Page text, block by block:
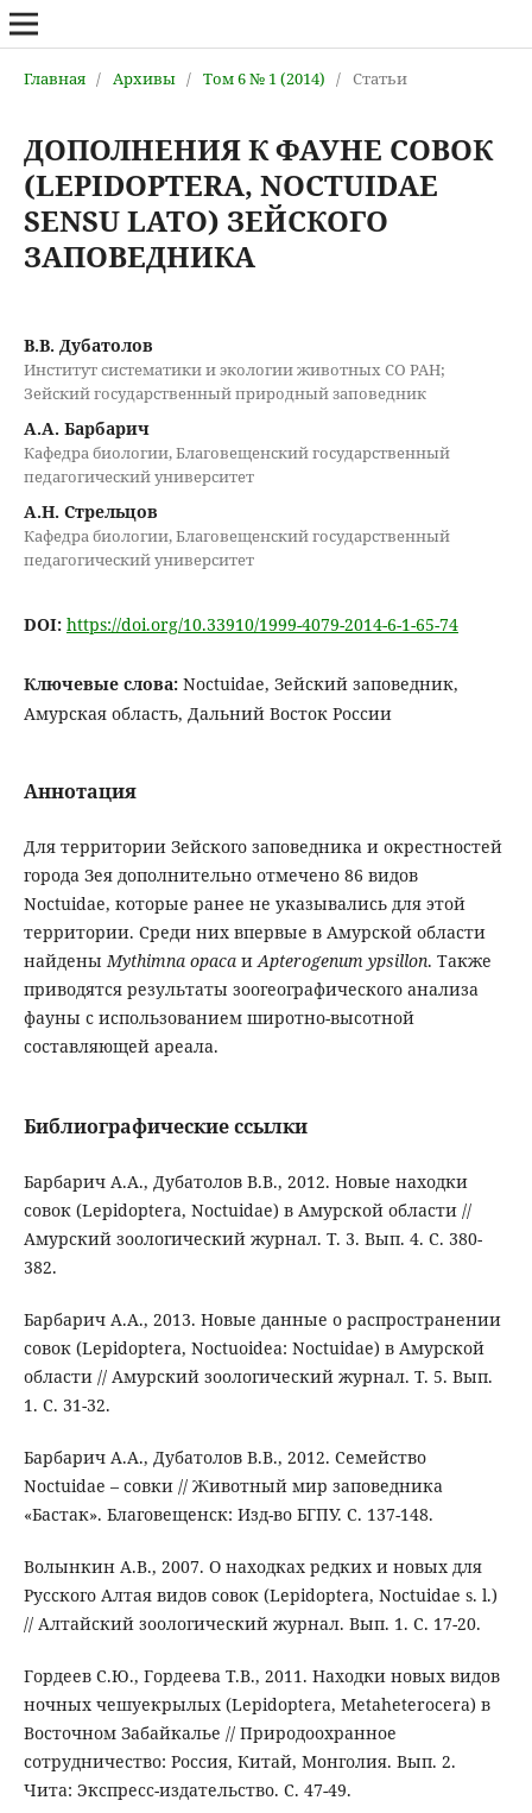
Главная / Архивы / Том 6 № 1 (2014) / Статьи
ДОПОЛНЕНИЯ К ФАУНЕ СОВОК
(LEPIDOPTERA, NOCTUIDAE
SENSU LATO) ЗЕЙСКОГО
ЗАПОВЕДНИКА
В.В. Дубатолов
Институт систематики и экологии животных СО РАН;
Зейский государственный природный заповедник
А.А. Барбарич
Кафедра биологии, Благовещенский государственный
педагогический университет
А.Н. Стрельцов
Кафедра биологии, Благовещенский государственный
педагогический университет
DOI: https://doi.org/10.33910/1999-4079-2014-6-1-65-74
Ключевые слова: Noctuidae, Зейский заповедник,
Амурская область, Дальний Восток России
Аннотация
Для территории Зейского заповедника и окрестностей
города Зея дополнительно отмечено 86 видов
Noctuidae, которые ранее не указывались для этой
территории. Среди них впервые в Амурской области
найденыMythimna opaca иApterogenum ypsillon. Также
приводятся результаты зоогеографического анализа
фауны с использованием широтно-высотной
составляющей ареала.
Библиографические ссылки
Барбарич А.А., Дубатолов В.В., 2012. Новые находки
совок (Lepidoptera, Noctuidae) в Амурской области //
Амурский зоологический журнал. Т. 3. Вып. 4. С. 380-
382.
Барбарич А.А., 2013. Новые данные о распространении
совок (Lepidoptera, Noctuoidea: Noctuidae) в Амурской
области // Амурский зоологический журнал. Т. 5. Вып.
1. С. 31-32.
Барбарич А.А., Дубатолов В.В., 2012. Семейство
Noctuidae – совки // Животный мир заповедника
«Бастак». Благовещенск: Изд-во БГПУ. С. 137-148.
Волынкин А.В., 2007. О находках редких и новых для
Русского Алтая видов совок (Lepidoptera, Noctuidae s. l.)
// Алтайский зоологический журнал. Вып. 1. С. 17-20.
Гордеев С.Ю., Гордеева Т.В., 2011. Находки новых видов
ночных чешуекрылых (Lepidoptera, Metaheterocera) в
Восточном Забайкалье // Природоохранное
сотрудничество: Россия, Китай, Монголия. Вып. 2.
Чита: Экспресс-издательство. С. 47-49.